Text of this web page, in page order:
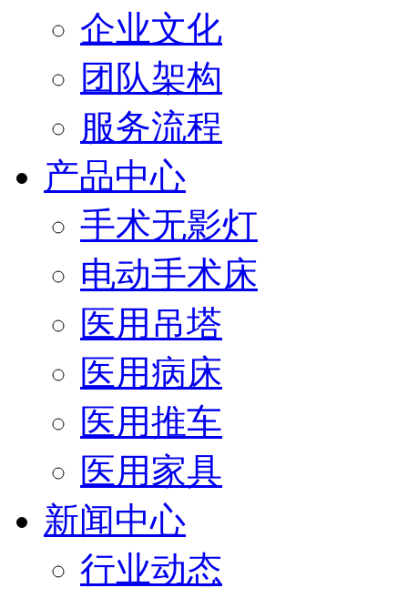
企业文化
团队架构
服务流程
产品中心
手术无影灯
电动手术床
医用吊塔
医用病床
医用推车
医用家具
新闻中心
行业动态